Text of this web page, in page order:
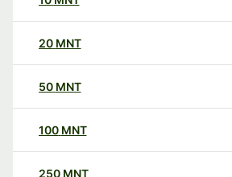
20 MNT
50 MNT
100 MNT
250 MNT